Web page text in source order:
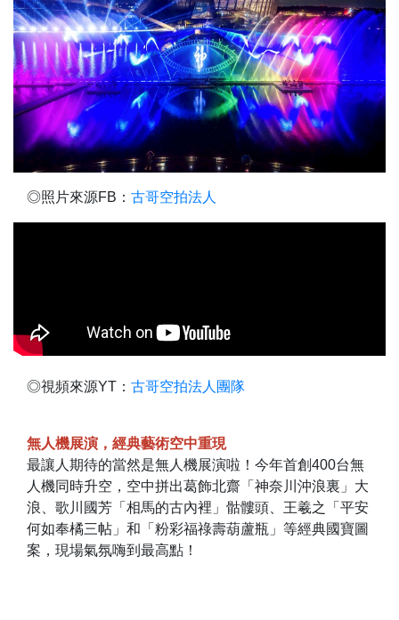
◎照片來源FB： 古哥空拍法人
◎視頻來源YT： 古哥空拍法人團隊
無人機展演，經典藝術空中重現
最讓人期待的當然是無人機展演啦！今年首創400台無
人機同時升空，空中拼出葛飾北齋「神奈川沖浪裏」大
浪、歌川國芳「相馬的古內裡」骷髏頭、王羲之「平安
何如奉橘三帖」和「粉彩福祿壽葫蘆瓶」等經典國寶圖
案，現場氣氛嗨到最高點！